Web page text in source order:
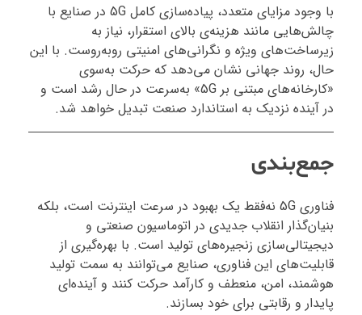
با وجود مزایای متعدد، پیاده‌سازی کامل 5G در صنایع با
چالش‌هایی مانند هزینه‌ی بالای استقرار، نیاز به
زیرساخت‌های ویژه و نگرانی‌های امنیتی روبه‌روست. با این
حال، روند جهانی نشان می‌دهد که حرکت به‌سوی
«کارخانه‌های مبتنی بر 5G» به‌سرعت در حال رشد است و
در آینده نزدیک به استاندارد صنعت تبدیل خواهد شد.
جمع‌بندی
فناوری 5G نه‌فقط یک بهبود در سرعت اینترنت است، بلکه
بنیان‌گذار انقلاب جدیدی در اتوماسیون صنعتی و
دیجیتالی‌سازی زنجیره‌های تولید است. با بهره‌گیری از
قابلیت‌های این فناوری، صنایع می‌توانند به سمت تولید
هوشمند، امن، منعطف و کارآمد حرکت کنند و آینده‌ای
پایدار و رقابتی برای خود بسازند.